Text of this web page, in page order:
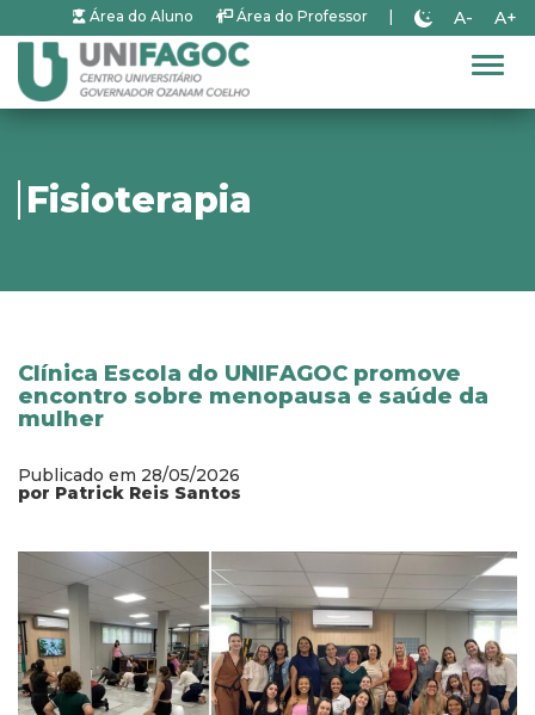
Área do Aluno Área do Professor A- A+
Fisioterapia
Clínica Escola do UNIFAGOC promove
encontro sobre menopausa e saúde da
mulher
Publicado em 28/05/2026
por Patrick Reis Santos